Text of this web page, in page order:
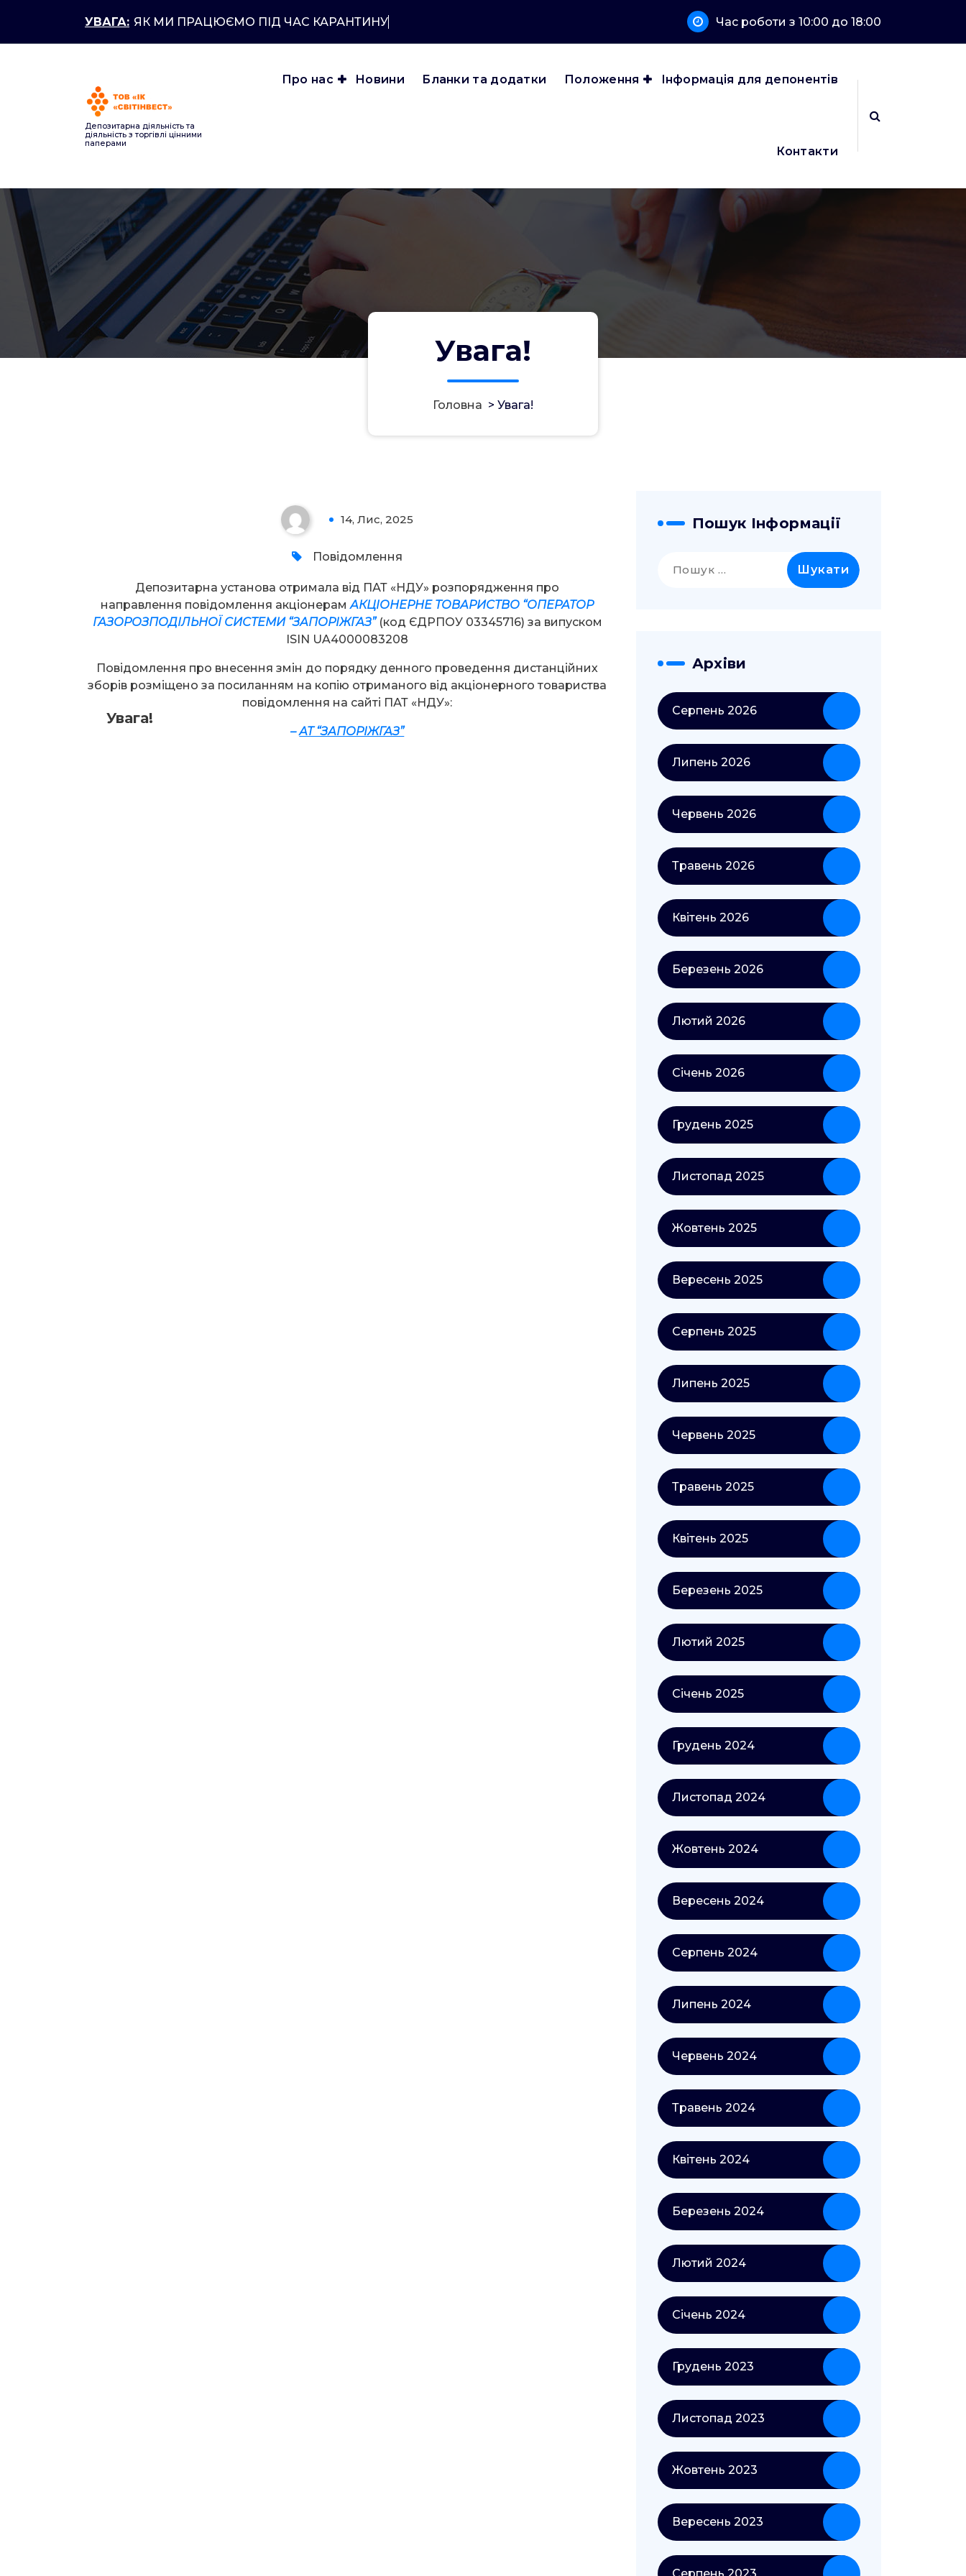
контенту
УВАГА: ЯК МИ ПРАЦЮЄМО ПІД ЧАС КАРАНТИНУ? Час роботи з 10:00 до 18:00
Депозитарна діяльність та
діяльність з торгівлі цінними
паперами
Про нас Новини Бланки та додатки Положення Інформація для депонентів
Контакти
Увага!
Головна > Увага!
14, Лис, 2025
Повідомлення
Увага!
Депозитарна установа отримала від ПАТ «НДУ» розпорядження про
направлення повідомлення акціонерамАКЦІОНЕРНЕ ТОВАРИСТВО “ОПЕРАТОР
ГАЗОРОЗПОДІЛЬНОЇ СИСТЕМИ “ЗАПОРІЖГАЗ” (код ЄДРПОУ 03345716) за випуском
ISIN UA4000083208
Повідомлення про внесення змін до порядку денного проведення дистанційних
зборів розміщено за посиланням на копію отриманого від акціонерного товариства
повідомлення на сайті ПАТ «НДУ»:
–АТ “ЗАПОРІЖГАЗ”
Пошук Інформації
Архіви
Серпень 2026
Липень 2026
Червень 2026
Травень 2026
Квітень 2026
Березень 2026
Лютий 2026
Січень 2026
Грудень 2025
Листопад 2025
Жовтень 2025
Вересень 2025
Серпень 2025
Липень 2025
Червень 2025
Травень 2025
Квітень 2025
Березень 2025
Лютий 2025
Січень 2025
Грудень 2024
Листопад 2024
Жовтень 2024
Вересень 2024
Серпень 2024
Липень 2024
Червень 2024
Травень 2024
Квітень 2024
Березень 2024
Лютий 2024
Січень 2024
Грудень 2023
Листопад 2023
Жовтень 2023
Вересень 2023